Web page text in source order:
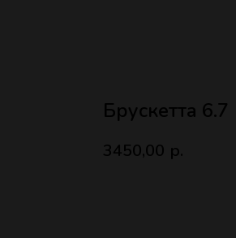
Брускетта 6.7
3450,00 р.